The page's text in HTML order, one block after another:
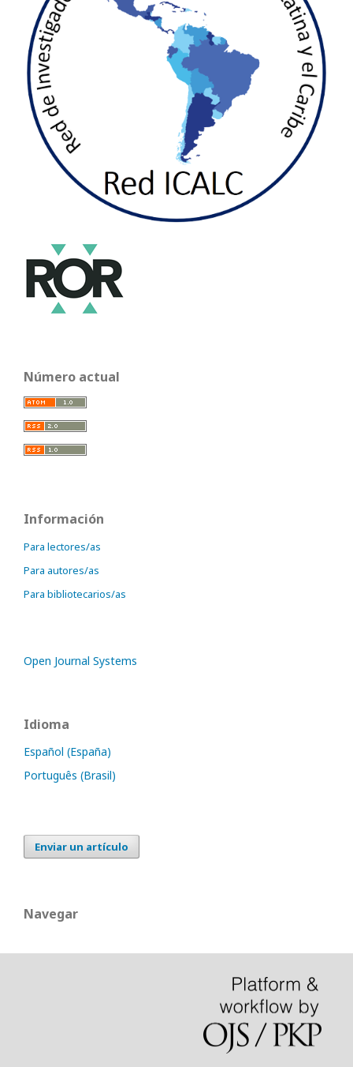
Número actual
Información
Para lectores/as
Para autores/as
Para bibliotecarios/as
Open Journal Systems
Idioma
Español (España)
Português (Brasil)
Enviar un artículo
Navegar